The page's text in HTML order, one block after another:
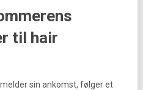
til hair
sin ankomst, følger et